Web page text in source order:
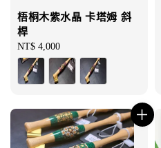
梧桐木紫水晶 卡塔姆 斜
桿
Regular
price
NT$ 4,000